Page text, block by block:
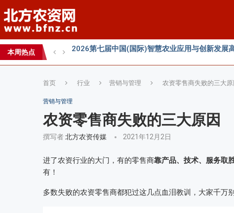
本周热点
2026中国新疆种子交易会：种业科创新征程，盛
直面“同肥不同效”：科学精准施肥守护沃土良田
首页 行业 营销与管理 农资零售商失败的三大原
营销与管理
农资零售商失败的三大原因
撰写者北方农资传媒 2021年12月2日
进了农资行业的大门，有的零售商靠产品、技术、服务取
有！
多数失败的农资零售商都犯过这几点血泪教训，大家千万